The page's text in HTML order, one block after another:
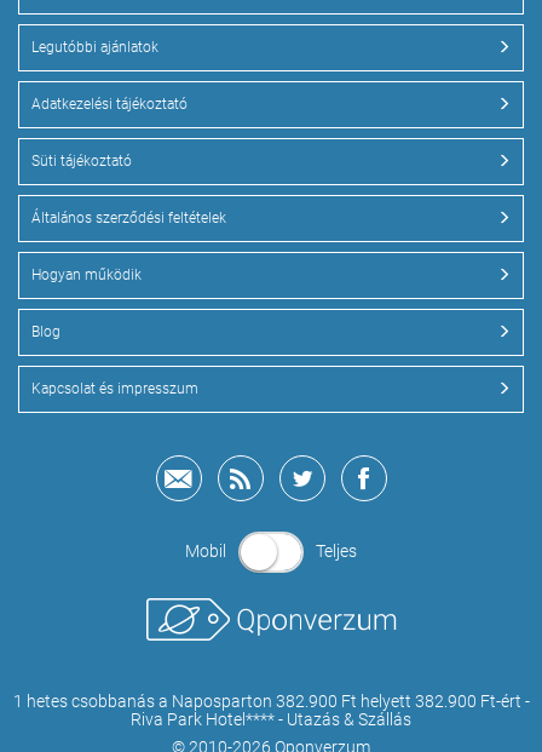
Legutóbbi ajánlatok
Adatkezelési tájékoztató
Süti tájékoztató
Általános szerződési feltételek
Hogyan működik
Blog
Kapcsolat és impresszum
Mobil Teljes
1 hetes csobbanás a Naposparton 382.900 Ft helyett 382.900 Ft-ért -
Riva Park Hotel**** - Utazás & Szállás
© 2010-2026 Qponverzum